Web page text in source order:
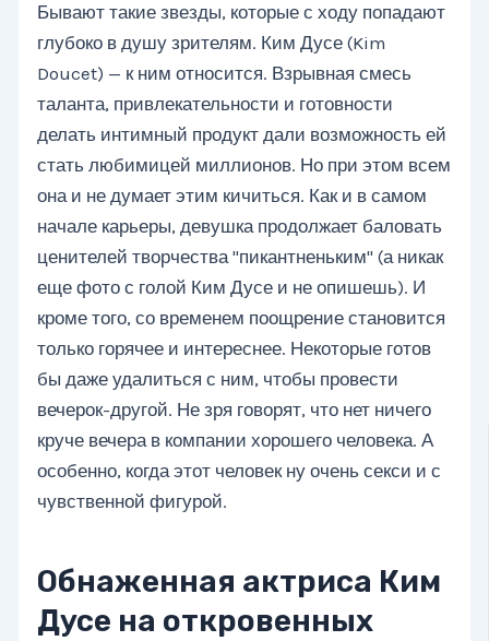
Бывают такие звезды, которые с ходу попадают
глубоко в душу зрителям. Ким Дусе (Kim
Doucet) — к ним относится. Взрывная смесь
таланта, привлекательности и готовности
делать интимный продукт дали возможность ей
стать любимицей миллионов. Но при этом всем
она и не думает этим кичиться. Как и в самом
начале карьеры, девушка продолжает баловать
ценителей творчества "пикантненьким" (а никак
еще фото с голой Ким Дусе и не опишешь). И
кроме того, со временем поощрение становится
только горячее и интереснее. Некоторые готов
бы даже удалиться с ним, чтобы провести
вечерок-другой. Не зря говорят, что нет ничего
круче вечера в компании хорошего человека. А
особенно, когда этот человек ну очень секси и с
чувственной фигурой.
Обнаженная актриса Ким
Дусе на откровенных